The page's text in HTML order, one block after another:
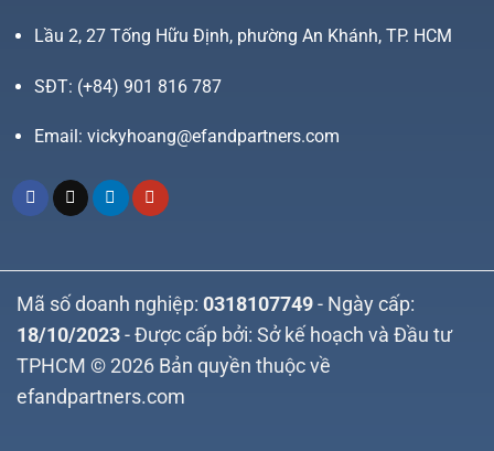
Lầu 2, 27 Tống Hữu Định, phường An Khánh, TP. HCM
SĐT: (+84) 901 816 787
Email: vickyhoang@efandpartners.com
Mã số doanh nghiệp: 0318107749 - Ngày cấp:
18/10/2023 - Được cấp bởi: Sở kế hoạch và Đầu tư
TPHCM © 2026 Bản quyền thuộc về
efandpartners.com